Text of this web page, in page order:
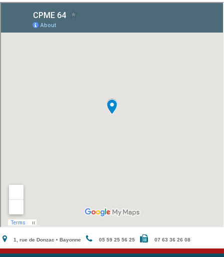
1, rue de Donzac • Bayonne 05 59 25 56 25 07 63 36 26 08